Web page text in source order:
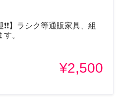
】ラシク等通販家具、組
。
¥2,500